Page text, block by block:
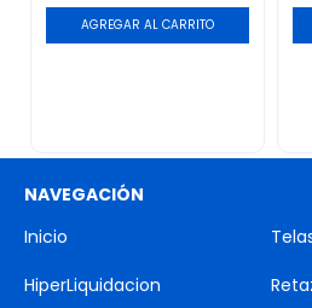
AGREGAR AL CARRITO
NAVEGACIÓN
Inicio
HiperLiquidacion